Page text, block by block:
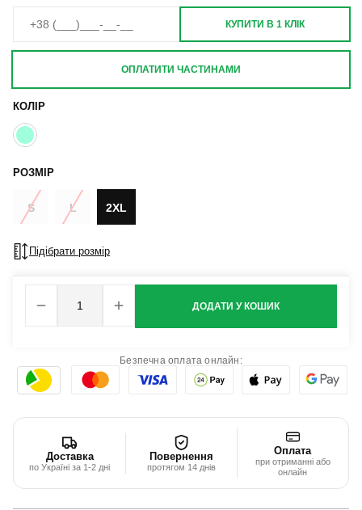
КОЛІР
РОЗМІР
S L 2XL
Підібрати розмір
ДОДАТИ У КОШИК
КУПИТИ В 1 КЛІК
ОПЛАТИТИ ЧАСТИНАМИ
Безпечна оплата онлайн:
Доставка
по Україні за 1-2 дні
Повернення
протягом 14 днів
Оплата
при отриманні або
онлайн